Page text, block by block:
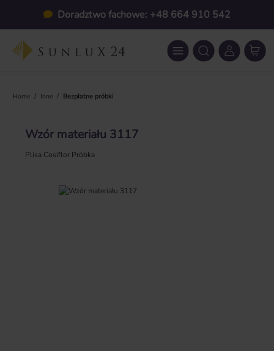
Przejdź do głównej zawartościDoradztwo fachowe: +48 664 910 542
Home / Inne / Bezpłatne próbki
Wzór materiału 3117
Plisa Cosiflor Próbka
Pomiń galerię zdjęć